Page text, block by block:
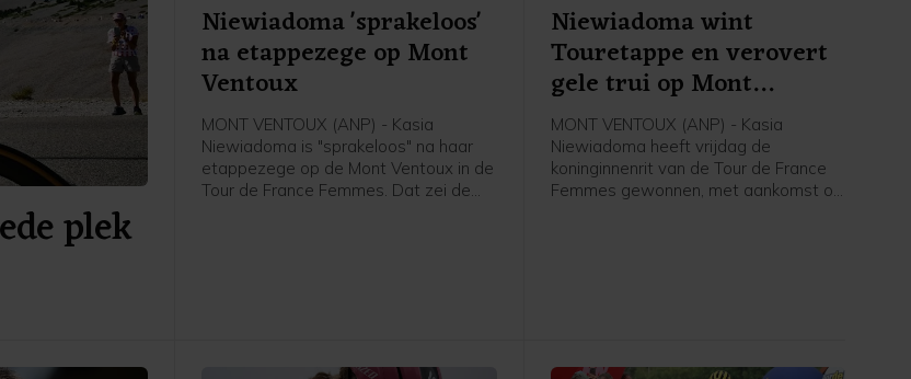
plek
Niewiadoma 'sprakeloos'
na etappezege op Mont
Ventoux
MONT VENTOUX (ANP) - Kasia
Niewiadoma is "sprakeloos" na haar
etappezege op de Mont Ventoux in de
Tour de France Femmes. Dat zei de
Niewiadoma wint
Touretappe en verovert
gele trui op Mont
Ventoux
MONT VENTOUX (ANP) - Kasia
Niewiadoma heeft vrijdag de
koninginnenrit van de Tour de France
Femmes gewonnen, met aankomst op